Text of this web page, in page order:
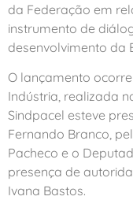
da Federação em
instrumento de
desenvolvimento da
O lançamento
Indústria, realizada
Sindpacel esteve
Fernando Branco,
Pacheco e o
presença de
Ivana Bastos.